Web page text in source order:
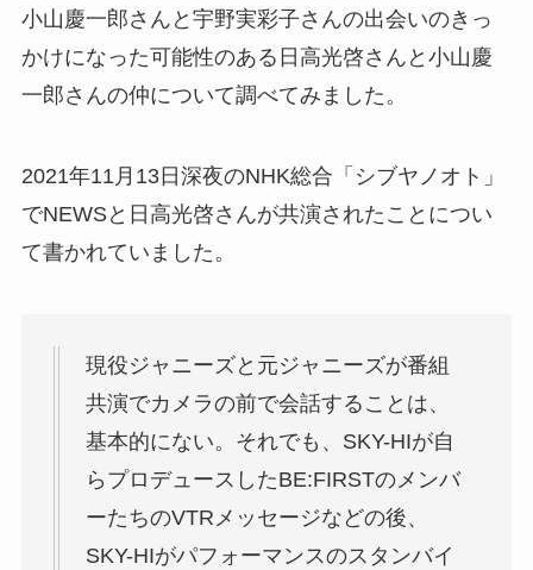
小山慶一郎さんと宇野実彩子さんの出会いのきっ
かけになった可能性のある日高光啓さんと小山慶
一郎さんの仲について調べてみました。
2021年11月13日深夜のNHK総合「シブヤノオト」
でNEWSと日高光啓さんが共演されたことについ
て書かれていました。
現役ジャニーズと元ジャニーズが番組
共演でカメラの前で会話することは、
基本的にない。それでも、SKY-HIが自
らプロデュースしたBE:FIRSTのメンバ
ーたちのVTRメッセージなどの後、
SKY-HIがパフォーマンスのスタンバイ